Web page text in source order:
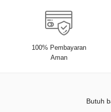
100% Pembayaran
Aman
Butuh